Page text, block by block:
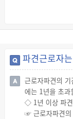
◇ 근로자파견의
☞ 사용사업주가
파견근로자
근로자파견의
에는 1년을 초
◇ 1년 이상 파
☞ 근로자파견의